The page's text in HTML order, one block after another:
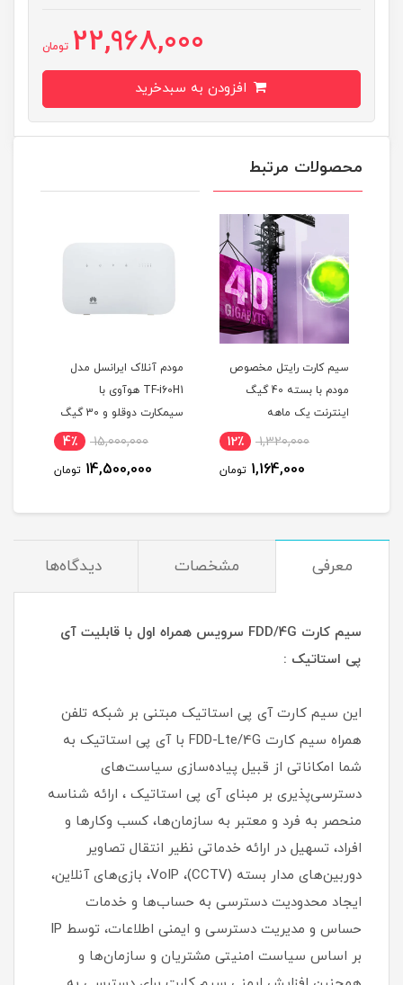
22,968,000 تومان
محصولات مرتبط
سیم کارت رایتل مخصوص
مودم با بسته 40 گیگ
اینترنت یک ماهه
1,320,000 12٪
1,164,000 تومان
مودم آنلاک ایرانسل مدل
TF-i60H1 هوآوی با
سیمکارت دوقلو و 30 گیگ
15,000,000 4٪
14,500,000 تومان
معرفی مشخصات دیدگاه‌ها
سیم کارت FDD/4G سرویس همراه اول با قابلیت آی
پی استاتیک :
این سیم کارت آی پی استاتیک مبتنی بر شبکه تلفن
همراه سیم کارت FDD-Lte/4G با آی پی استاتیک به
شما امکاناتی از قبیل پیاده‌سازی سیاست‌های
دسترسی‌پذیری بر مبنای آی پی استاتیک ، ارائه شناسه
منحصر به فرد و معتبر به سازمان‌ها، کسب وکارها و
افراد، تسهیل در ارائه خدماتی نظیر انتقال تصاویر
دوربین‌های مدار بسته (CCTV)، VoIP، بازی‌های آنلاین،
ایجاد محدودیت دسترسی به حساب‌ها و خدمات
حساس و مدیریت دسترسی و ایمنی اطلاعات، توسط IP
بر اساس سیاست امنیتی مشتریان و سازمان‌ها و